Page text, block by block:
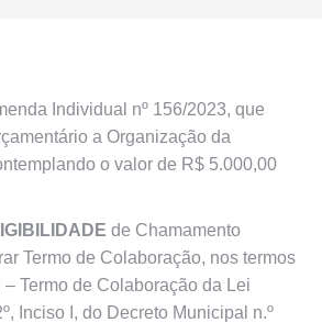
Individual nº 156/2023, que
a Organização da
o valor de R$ 5.000,00
de Chamamento
Termo de Colaboração, nos termos
– Termo de Colaboração da Lei
Inciso I, do Decreto Municipal n.º